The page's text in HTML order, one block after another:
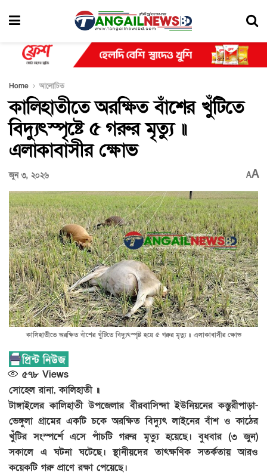
Home আলোচিত
কালিহাতীতে অরক্ষিত বাঁশের খুঁটিতে
বিদ্যুৎস্পৃষ্টে ৫ গরুর মৃত্যু ॥
এলাকাবাসীর ক্ষোভ
জুন ৩, ২০২৬ AA
কালিহাতীতে অরক্ষিত বাঁশের খুঁটিতে বিদ্যুৎস্পৃষ্ট হয়ে ৫ গরুর মৃত্যু ॥ এলাকাবাসীর ক্ষোভ
৫৭৮ Views
সোহেল রানা, কালিহাতী ॥
টাঙ্গাইলের কালিহাতী উপজেলার বীরবাসিন্দা ইউনিয়নের কস্তুরীপাড়া-
ভেঙ্গুলা গ্রামের একটি চকে অরক্ষিত বিদ্যুৎ লাইনের বাঁশ ও কাঠের
খুঁটির সংস্পর্শে এসে পাঁচটি গরুর মৃত্যু হয়েছে। বুধবার (৩ জুন)
সকালে এ ঘটনা ঘটেছে। স্থানীয়দের তাৎক্ষণিক সতর্কতায় আরও
কয়েকটি গরু প্রাণে রক্ষা পেয়েছে।